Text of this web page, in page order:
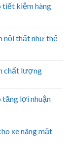
tiết kiệm hàng
nội thất như thế
chất lượng
tăng lợi nhuận
xe nâng mặt